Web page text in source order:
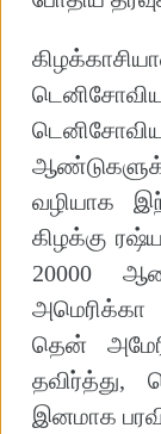
வழியாக
கிழக்கு
20000
அமெரிக்கா
தென்
தவிர்த்து,
இனமாக